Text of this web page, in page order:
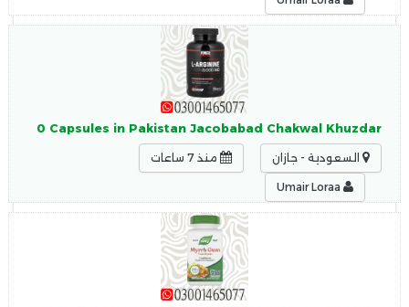
150 Capsules in Pakistan Jacobabad Chakwal Khuzdar
السعودية - جازان منذ 7 ساعات